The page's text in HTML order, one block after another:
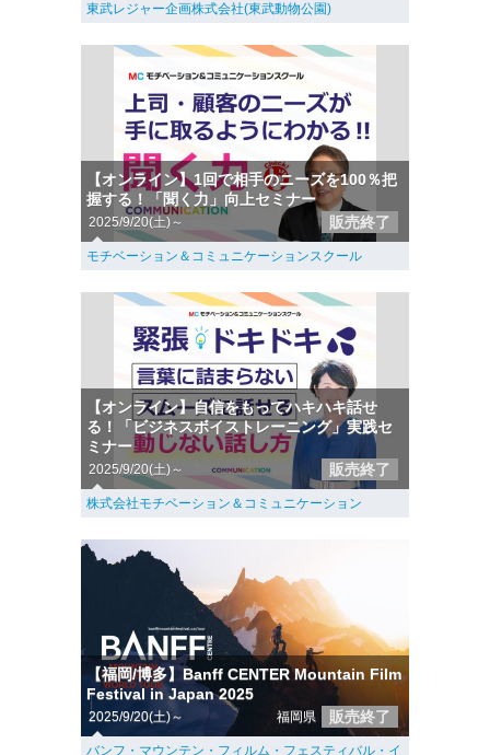
東武レジャー企画株式会社(東武動物公園)
【オンライン】1回で相手のニーズを100％把
握する！「聞く力」向上セミナー
2025/9/20(土)～ 販売終了
モチベーション＆コミュニケーションスクール
【オンライン】自信をもってハキハキ話せ
る！「ビジネスボイストレーニング」実践セ
ミナー
2025/9/20(土)～ 販売終了
株式会社モチベーション＆コミュニケーション
【福岡/博多】Banff CENTER Mountain Film
Festival in Japan 2025
2025/9/20(土)～ 福岡県 販売終了
バンフ・マウンテン・フィルム・フェスティバル・イ